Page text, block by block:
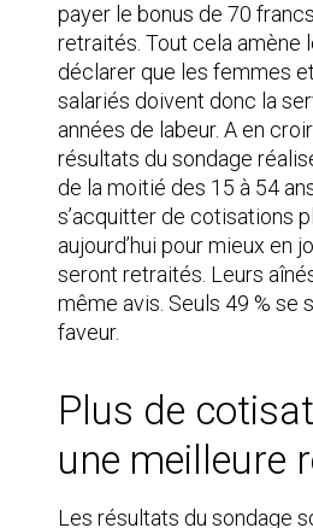
payer le bonus de 70
retraités. Tout cela amène
déclarer que les femmes
salariés doivent donc la
années de labeur. A en
résultats du sondage
de la moitié des 15 à 54
s’acquitter de cotisations
aujourd’hui pour mieux en
seront retraités. Leurs
même avis. Seuls 49 % se
faveur.
Plus de
une meilleure
Les résultats du sondage